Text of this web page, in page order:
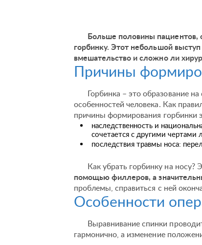
Больше половины
горбинку. Этот небольшой
вмешательство и сложно ли
Причины
Горбинка – это образование
особенностей человека. Как
причины формирования горбинки
наследственность и
сочетается с другими чертами
последствия травмы носа:
Как убрать горбинку на
помощью филлеров, а
проблемы, справиться с ней
Особенности
Выравнивание спинки
гармонично, а изменение